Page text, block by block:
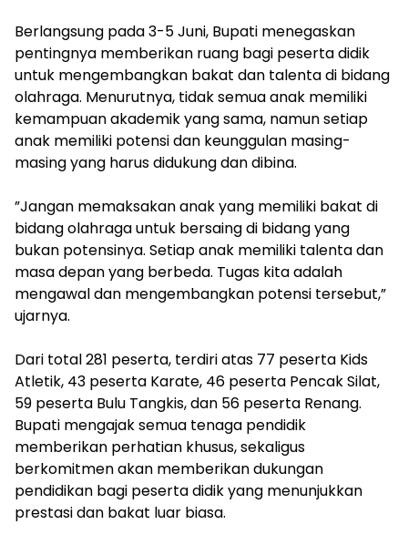
Berlangsung pada 3-5 Juni, Bupati menegaskan
pentingnya memberikan ruang bagi peserta didik
untuk mengembangkan bakat dan talenta di bidang
olahraga. Menurutnya, tidak semua anak memiliki
kemampuan akademik yang sama, namun setiap
anak memiliki potensi dan keunggulan masing-
masing yang harus didukung dan dibina.
‎”Jangan memaksakan anak yang memiliki bakat di
bidang olahraga untuk bersaing di bidang yang
bukan potensinya. Setiap anak memiliki talenta dan
masa depan yang berbeda. Tugas kita adalah
mengawal dan mengembangkan potensi tersebut,”
ujarnya.
‎Dari total 281 peserta, terdiri atas 77 peserta Kids
Atletik, 43 peserta Karate, 46 peserta Pencak Silat,
59 peserta Bulu Tangkis, dan 56 peserta Renang.
Bupati mengajak semua tenaga pendidik
memberikan perhatian khusus, sekaligus
berkomitmen akan memberikan dukungan
pendidikan bagi peserta didik yang menunjukkan
prestasi dan bakat luar biasa.